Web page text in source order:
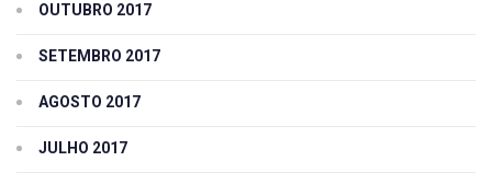
OUTUBRO 2017
SETEMBRO 2017
AGOSTO 2017
JULHO 2017